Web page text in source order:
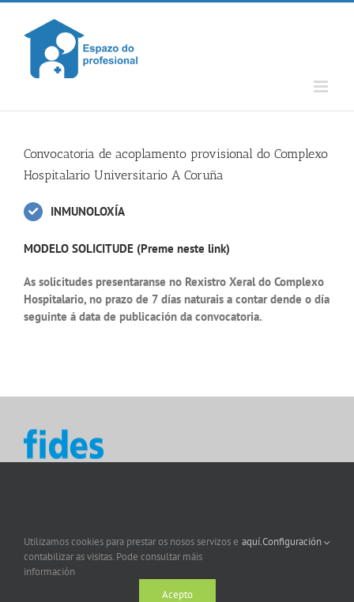
Skip
content
Convocatoria de acoplamento provisional do Complexo
Hospitalario Universitario A Coruña
INMUNOLOXÍA
MODELO SOLICITUDE (Preme neste link)
As solicitudes presentaranse no Rexistro Xeral do Complexo
Hospitalario, no prazo de 7 días naturais a contar dende o día
seguinte á data de publicación da convocatoria.
Utilizamos cookies para prestar os nosos servizos e
contabilizar as visitas. Pode consultar máis
información
aquí.Configuración
Acepto